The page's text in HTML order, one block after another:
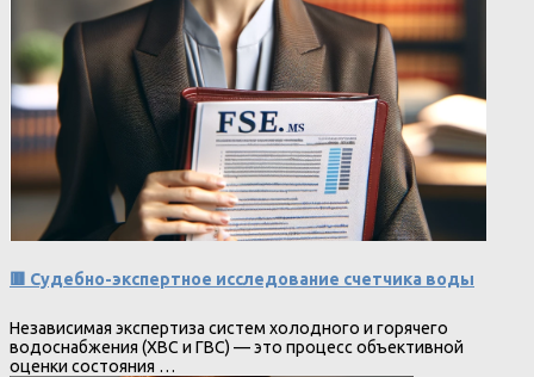
🟥 Судебно-экспертное исследование счетчика воды
Независимая экспертиза систем холодного и горячего
водоснабжения (ХВС и ГВС) — это процесс объективной
оценки состояния …